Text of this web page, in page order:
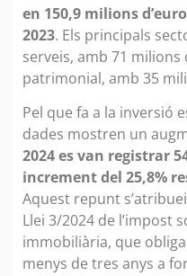
en 150,9 milions
2023. Els principals
serveis, amb 71 milions
patrimonial, amb 35
Pel que fa a la inversió
dades mostren un
2024 es van registrar
increment del 25,8%
Aquest repunt
Llei 3/2024 de l’impost
immobiliària, que
menys de tres anys a